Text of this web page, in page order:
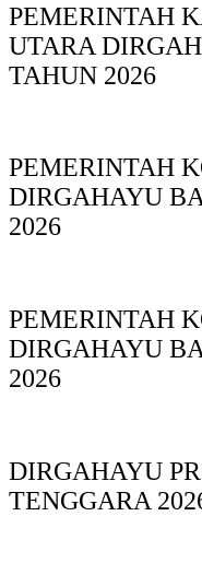
PEMERINTAH
UTARA
TAHUN 2026
PEMERINTAH
DIRGAHAYU
2026
PEMERINTAH
DIRGAHAYU
2026
DIRGAHAYU
TENGGARA